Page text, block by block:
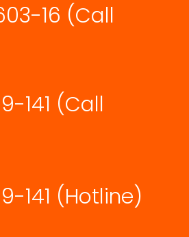
16 (Call
141 (Call
141 (Hotline)